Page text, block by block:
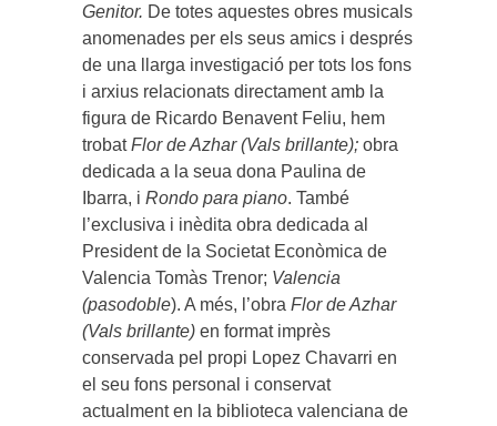
Genitor. De totes aquestes obres musicals
anomenades per els seus amics i després
de una llarga investigació per tots los fons
i arxius relacionats directament amb la
figura de Ricardo Benavent Feliu, hem
trobatFlor de Azhar (Vals brillante); obra
dedicada a la seua dona Paulina de
Ibarra, i Rondo para piano. També
l’exclusiva i inèdita obra dedicada al
President de la Societat Econòmica de
Valencia Tomàs Trenor; Valencia
(pasodoble). A més, l’obra Flor de Azhar
(Vals brillante) en format imprès
conservada pel propi Lopez Chavarri en
el seu fons personal i conservat
actualment en la biblioteca valenciana de